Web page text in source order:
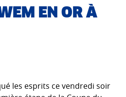
EN OR À
les esprits ce vendredi soir